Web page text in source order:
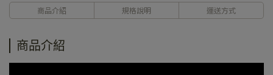
商品介紹 規格說明 運送方式
商品介紹